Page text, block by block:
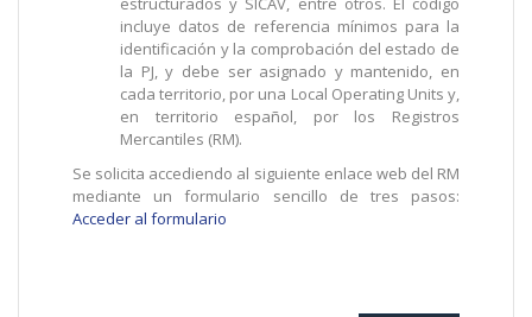
incluye datos de referencia mínimos para la
identificación y la comprobación del estado de
la PJ, y debe ser asignado y mantenido, en
cada territorio, por una Local Operating Units y,
en territorio español, por los Registros
Mercantiles (RM).
Se solicita accediendo al siguiente enlace web del RM
mediante un formulario sencillo de tres pasos:
Acceder al formulario